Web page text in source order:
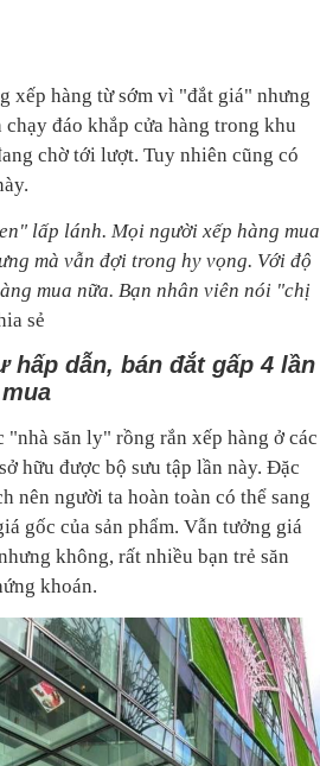
xếp hàng từ sớm vì "đắt giá" nhưng
đáo khắp cửa hàng trong khu
chờ tới lượt. Tuy nhiên cũng có
lấp lánh. Mọi người xếp hàng mua
mà vẫn đợi trong hy vọng. Với độ
mua nữa. Bạn nhân viên nói "chị
sẻ
hấp dẫn, bán đắt gấp 4 lần
săn ly" rồng rắn xếp hàng ở các
hữu được bộ sưu tập lần này. Đặc
nên người ta hoàn toàn có thể sang
gốc của sản phẩm. Vẫn tưởng giá
không, rất nhiều bạn trẻ săn
khoán.